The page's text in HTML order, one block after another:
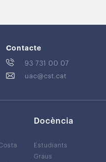
Contacte
93 731 00 07
uac@cst.cat
Docència
Estudiants
Graus